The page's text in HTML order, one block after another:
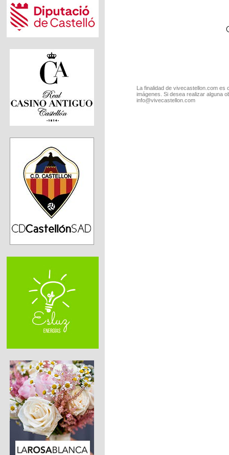
La finalidad de vivecastellon.com
imágenes. Si desea realizar alguna
info@vivecastellon.com